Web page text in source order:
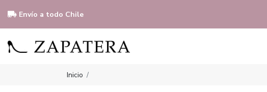
Envío a todo Chile
Inicio